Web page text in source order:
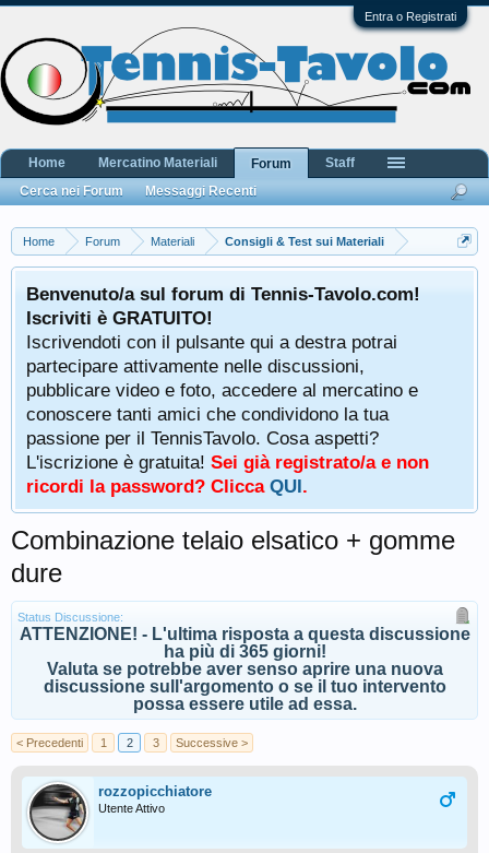
Entra o Registrati
Home Forum Materiali Consigli & Test sui Materiali
Benvenuto/a sul forum di Tennis-Tavolo.com!
Iscriviti è GRATUITO!
Iscrivendoti con il pulsante qui a destra potrai
partecipare attivamente nelle discussioni,
pubblicare video e foto, accedere al mercatino e
conoscere tanti amici che condividono la tua
passione per il TennisTavolo. Cosa aspetti?
L'iscrizione è gratuita! Sei già registrato/a e non
ricordi la password? Clicca QUI.
Combinazione telaio elsatico + gomme
dure
Status Discussione:
ATTENZIONE! - L'ultima risposta a questa discussione
ha più di 365 giorni!
Valuta se potrebbe aver senso aprire una nuova
discussione sull'argomento o se il tuo intervento
possa essere utile ad essa.
< Precedenti 1 2 3 Successive >
rozzopicchiatore
Utente Attivo
Home Mercatino Materiali
Forum
Cerca nei Forum
Messaggi Recenti
Staff